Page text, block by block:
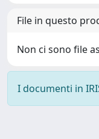
File in questo
Non ci sono file
I documenti in